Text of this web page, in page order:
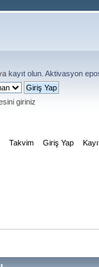
kayıt olun Aktivasyon
giriniz
Takvim Giriş Yap